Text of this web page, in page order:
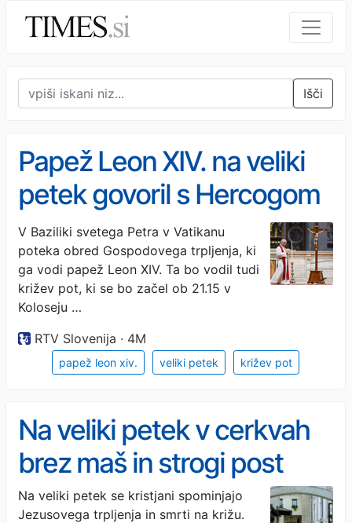
Išči
Papež Leon XIV. na veliki
petek govoril s Hercogom
in Zelenskim o potebi za
mir
V Baziliki svetega Petra v Vatikanu
poteka obred Gospodovega trpljenja, ki
ga vodi papež Leon XIV. Ta bo vodil tudi
križev pot, ki se bo začel ob 21.15 v
Koloseju …
RTV Slovenija · 4M
papež leon xiv. veliki petek križev pot
Na veliki petek v cerkvah
brez maš in strogi post
Na veliki petek se kristjani spominjajo
Jezusovega trpljenja in smrti na križu.